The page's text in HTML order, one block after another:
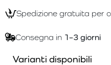
Spedizione gratuita per
Consegna in 1–3 giorni
Varianti disponibili